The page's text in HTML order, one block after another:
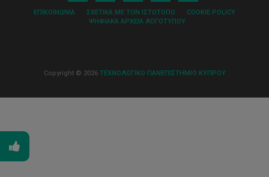
ΕΠΙΚΟΙΝΩΝΊΑ ΣΧΕΤΙΚΆ ΜΕ ΤΟΝ ΙΣΤΌΤΟΠΟ
COOKIE POLICY
ΨΗΦΙΑΚΆ ΑΡΧΕΊΑ ΛΟΓΌΤΥΠΟΥ
Copyright © 2026 ΤΕΧΝΟΛΟΓΙΚΟ ΠΑΝΕΠΙΣΤΗΜΙΟ ΚΥΠΡΟΥ